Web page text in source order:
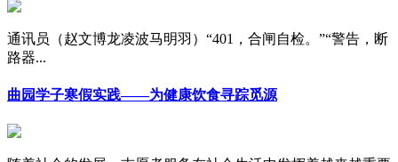
通讯员（赵文博龙凌波马明羽）“401，合闸自检。”“警告，断
路器...
曲园学子寒假实践——为健康饮食寻踪觅源